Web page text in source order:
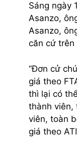
Sáng ngày
Asanzo,
Asanzo,
căn cứ trên
“Đơn cử
giá theo
thì lại có
thành viên,
viên, toàn
giá theo